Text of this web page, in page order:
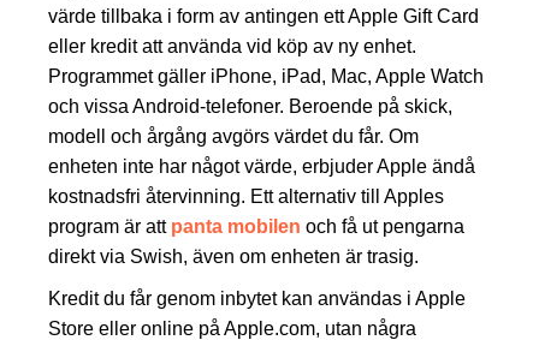
värde tillbaka i form av antingen ett Apple Gift Card
eller kredit att använda vid köp av ny enhet.
Programmet gäller iPhone, iPad, Mac, Apple Watch
och vissa Android-telefoner. Beroende på skick,
modell och årgång avgörs värdet du får. Om
enheten inte har något värde, erbjuder Apple ändå
kostnadsfri återvinning. Ett alternativ till Apples
program är att panta mobilen och få ut pengarna
direkt via Swish, även om enheten är trasig.
Kredit du får genom inbytet kan användas i Apple
Store eller online på Apple.com, utan några